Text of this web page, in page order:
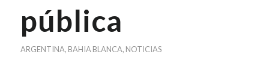
pública
ARGENTINA, BAHIA BLANCA, NOTICIAS